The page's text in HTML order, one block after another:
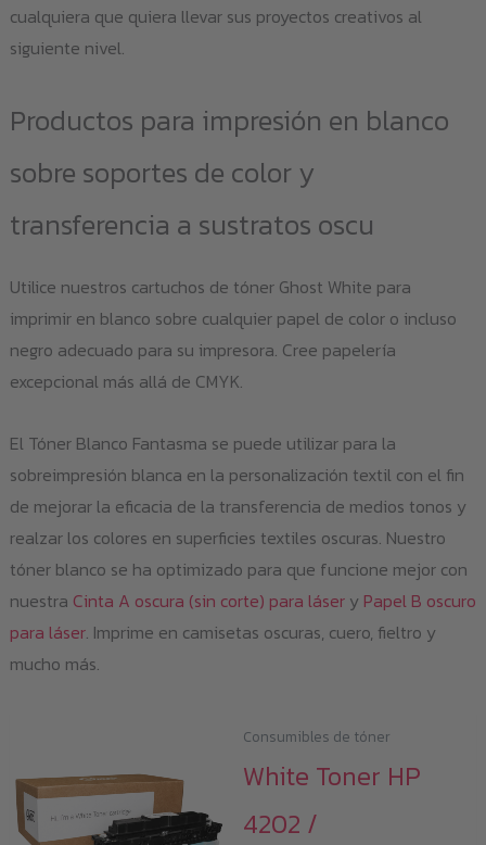
cualquiera que quiera llevar sus proyectos creativos al
siguiente nivel.
Productos para impresión en blanco
sobre soportes de color y
transferencia a sustratos oscu
Utilice nuestros cartuchos de tóner Ghost White para
imprimir en blanco sobre cualquier papel de color o incluso
negro adecuado para su impresora. Cree papelería
excepcional más allá de CMYK.
El Tóner Blanco Fantasma se puede utilizar para la
sobreimpresión blanca en la personalización textil con el fin
de mejorar la eficacia de la transferencia de medios tonos y
realzar los colores en superficies textiles oscuras. Nuestro
tóner blanco se ha optimizado para que funcione mejor con
nuestra Cinta A oscura (sin corte) para lásery Papel B oscuro
para láser. Imprime en camisetas oscuras, cuero, fieltro y
mucho más.
Consumibles de tóner
White Toner HP
4202 /